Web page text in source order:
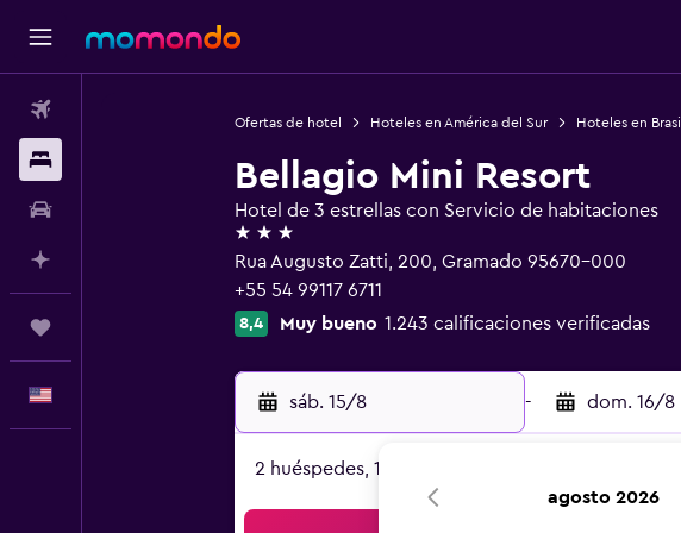
Ofertas de hotel Hoteles en América del Sur Hoteles en Brasil
Bellagio Mini Resort
Hotel de 3 estrellas con Servicio de habitaciones
3 estrellas
Rua Augusto Zatti, 200, Gramado 95670-000
+55 54 99117 6711
8,4 Muy bueno 1.243 calificaciones verificadas
sáb. 15/8 - dom. 16/8
2 huéspedes, 1 habitación
agosto 2026